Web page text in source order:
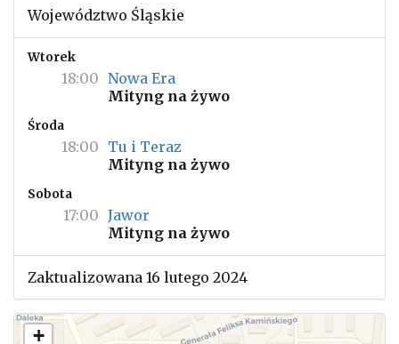
Województwo Śląskie
Wtorek
18:00 Nowa Era
Mityng na żywo
Środa
18:00 Tu i Teraz
Mityng na żywo
Sobota
17:00 Jawor
Mityng na żywo
Zaktualizowana 16 lutego 2024
+